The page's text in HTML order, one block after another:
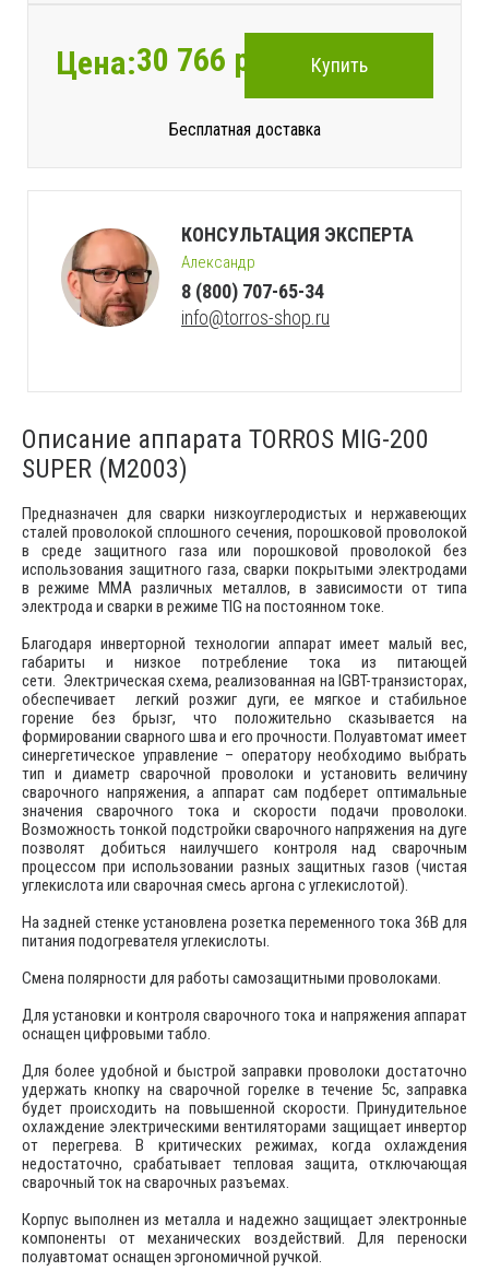
Цена:30 766 руб.
Бесплатная доставка
Купить
КОНСУЛЬТАЦИЯ ЭКСПЕРТА
Александр
8 (800) 707-65-34
info@torros-shop.ru
Описание аппарата TORROS MIG-200
SUPER (M2003)
Предназначен для сварки низкоуглеродистых и нержавеющих
сталей проволокой сплошного сечения, порошковой проволокой
в среде защитного газа или порошковой проволокой без
использования защитного газа, сварки покрытыми электродами
в режиме ММА различных металлов, в зависимости от типа
электрода и сварки в режиме TIG на постоянном токе.
Благодаря инверторной технологии аппарат имеет малый вес,
габариты и низкое потребление тока из питающей
сети. Электрическая схема, реализованная на IGBT-транзисторах,
обеспечивает легкий розжиг дуги, ее мягкое и стабильное
горение без брызг, что положительно сказывается на
формировании сварного шва и его прочности. Полуавтомат имеет
синергетическое управление – оператору необходимо выбрать
тип и диаметр сварочной проволоки и установить величину
сварочного напряжения, а аппарат сам подберет оптимальные
значения сварочного тока и скорости подачи проволоки.
Возможность тонкой подстройки сварочного напряжения на дуге
позволят добиться наилучшего контроля над сварочным
процессом при использовании разных защитных газов (чистая
углекислота или сварочная смесь аргона с углекислотой).
На задней стенке установлена розетка переменного тока 36В для
питания подогревателя углекислоты.
Смена полярности для работы самозащитными проволоками.
Для установки и контроля сварочного тока и напряжения аппарат
оснащен цифровыми табло.
Для более удобной и быстрой заправки проволоки достаточно
удержать кнопку на сварочной горелке в течение 5с, заправка
будет происходить на повышенной скорости. Принудительное
охлаждение электрическими вентиляторами защищает инвертор
от перегрева. В критических режимах, когда охлаждения
недостаточно, срабатывает тепловая защита, отключающая
сварочный ток на сварочных разъемах.
Корпус выполнен из металла и надежно защищает электронные
компоненты от механических воздействий. Для переноски
полуавтомат оснащен эргономичной ручкой.